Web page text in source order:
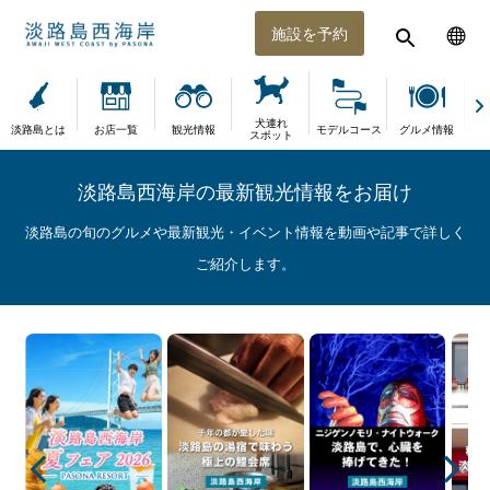
施設を予約
淡路島とは お店一覧 観光情報
犬連れ
スポット
モデルコース グルメ情報
淡路島西海岸の最新観光情報をお届け
淡路島の旬のグルメや最新観光・イベント情報を動画や記事で詳しく
ご紹介します。